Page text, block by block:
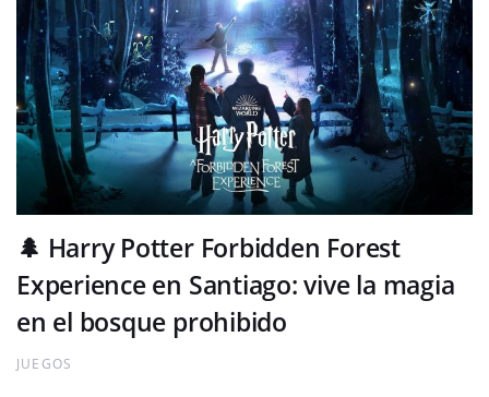
🌲 Harry Potter Forbidden Forest
Experience en Santiago: vive la magia
en el bosque prohibido
JUEGOS